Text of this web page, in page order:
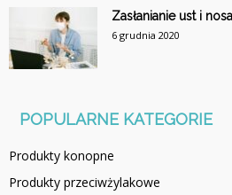
Zasłanianie ust i nosa
6 grudnia 2020
POPULARNE KATEGORIE
Produkty konopne
Produkty przeciwżylakowe